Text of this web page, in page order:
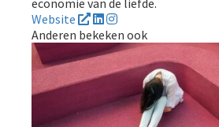
Website
Anderen bekeken ook